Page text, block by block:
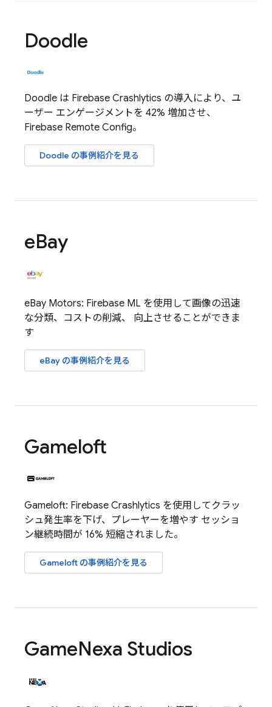
Doodle
Doodle は Firebase Crashlytics の導入により、ユ
ーザー エンゲージメントを 42% 増加させ、
Firebase Remote Config。
Doodle の事例紹介を見る
eBay
eBay Motors: Firebase ML を使用して画像の迅速
な分類、コストの削減、 向上させることができま
す
eBay の事例紹介を見る
Gameloft
Gameloft: Firebase Crashlytics を使用してクラッ
シュ発生率を下げ、プレーヤーを増やす セッショ
ン継続時間が 16% 短縮されました。
Gameloft の事例紹介を見る
GameNexa Studios